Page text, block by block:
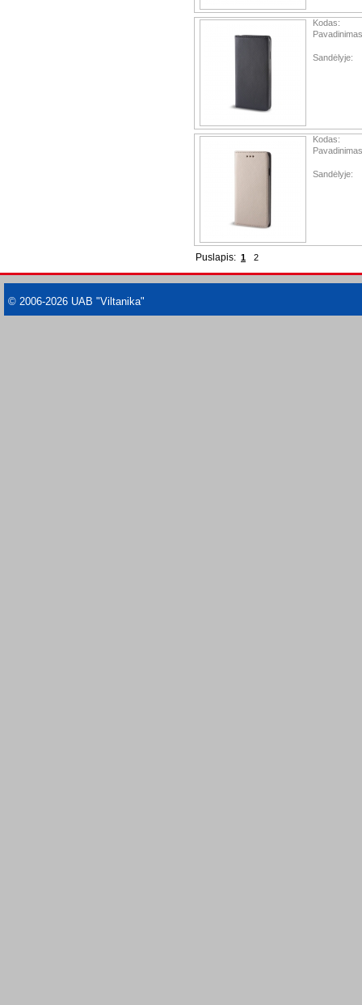
Kodas:
Sandėlyje:
Kodas:
Sandėlyje:
Puslapis: 1 2
© 2006-2026 UAB "Viltanika"